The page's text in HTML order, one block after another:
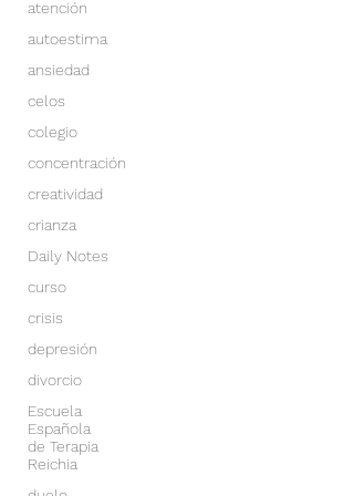
atención
autoestima
ansiedad
celos
colegio
concentración
creatividad
crianza
Daily Notes
curso
crisis
depresión
divorcio
Escuela
Española
de Terapia
Reichia